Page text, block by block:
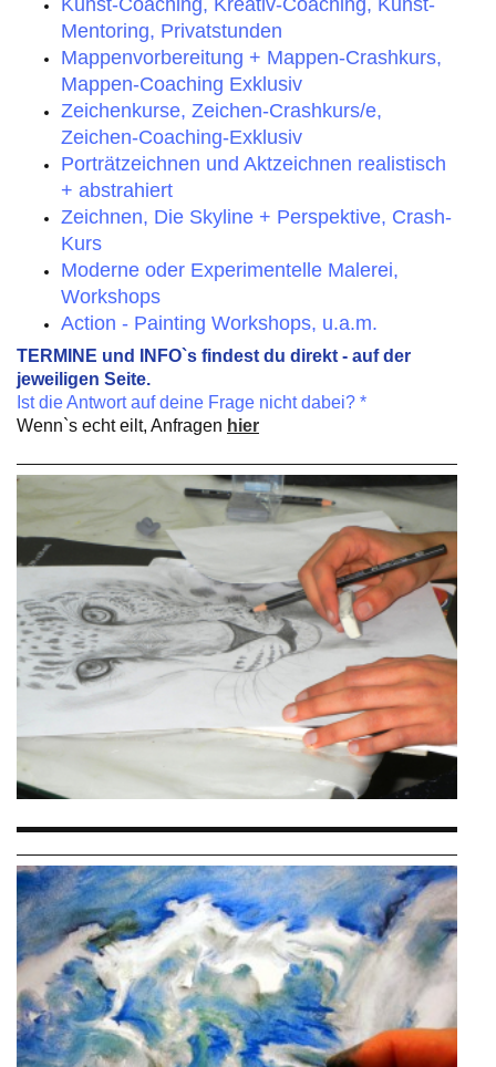
Mentoring, Privatstunden
Mappenvorbereitung + Mappen-Crashkurs,
Mappen-Coaching Exklusiv
Zeichenkurse, Zeichen-Crashkurs/e,
Zeichen-Coaching-Exklusiv
Porträtzeichnen und Aktzeichnen realistisch
+ abstrahiert
Zeichnen, Die Skyline + Perspektive, Crash-
Kurs
Moderne oder Experimentelle Malerei,
Workshops
Action - Painting Workshops, u.a.m.
TERMINE und INFO`s findest du direkt - auf der
jeweiligen Seite.
Ist die Antwort auf deine Frage nicht dabei? *
Wenn`s echt eilt, Anfragen hier